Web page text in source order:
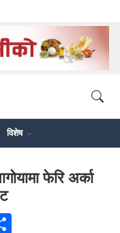
विशेष
फेरि अर्का